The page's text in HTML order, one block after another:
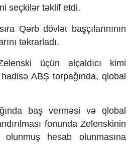
seçkil ər təklif etdi.
ıra Qərb dövlət başçılarınının
təkrarladı.
üçün alçaldıcı kimi
ə ABŞ torpağında, qlobal
baş verməsi və qlobal
fonunda Zelenskinin
ş hesab olunmasına